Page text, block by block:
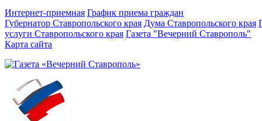
Интернет-приемная График приема граждан
Губернатор Ставропольского края Дума Ставропольского края
услуги Ставропольского края Газета "Вечерний Ставрополь"
Карта сайта